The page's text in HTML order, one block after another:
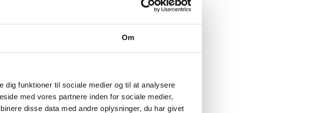
Om
dig funktioner til sociale medier og til at analysere
med vores partnere inden for sociale medier,
disse data med andre oplysninger, du har givet